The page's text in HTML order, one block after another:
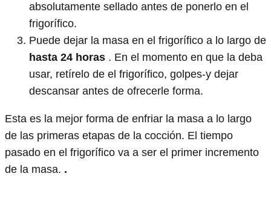
absolutamente sellado antes de ponerlo en el
frigorífico.
Puede dejar la masa en el frigorífico a lo largo de
hasta 24 horas . En el momento en que la deba
usar, retírelo de el frigorífico, golpes-y dejar
descansar antes de ofrecerle forma.
Esta es la mejor forma de enfriar la masa a lo largo
de las primeras etapas de la cocción. El tiempo
pasado en el frigorífico va a ser el primer incremento
de la masa. .